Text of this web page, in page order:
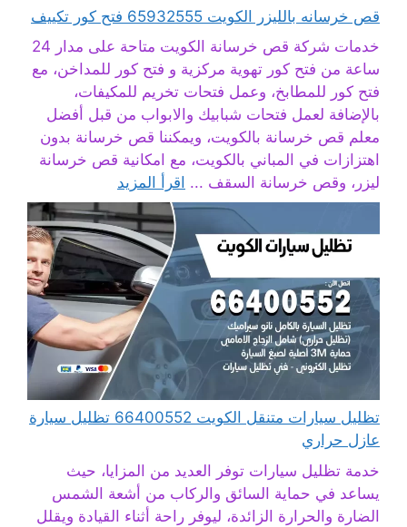
قص خرسانه بالليزر الكويت 65932555 فتح كور تكييف
خدمات شركة قص خرسانة الكويت متاحة على مدار 24
ساعة من فتح كور تهوية مركزية و فتح كور للمداخن، مع
فتح كور للمطابخ، وعمل فتحات تخريم للمكيفات،
بالإضافة لعمل فتحات شبابيك والابواب من قبل أفضل
معلم قص خرسانة بالكويت، ويمكننا قص خرسانة بدون
اهتزازات في المباني بالكويت، مع امكانية قص خرسانة
ليزر، وقص خرسانة السقف ... اقرأ المزيد
تظليل سيارات متنقل الكويت 66400552 تظليل سيارة
عازل حراري
خدمة تظليل سيارات توفر العديد من المزايا، حيث
يساعد في حماية السائق والركاب من أشعة الشمس
الضارة والحرارة الزائدة، ليوفر راحة أثناء القيادة ويقلل